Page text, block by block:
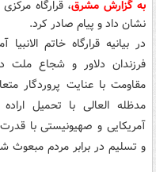
به گزارش مشرق، قرارگاه
نشان داد و پیام صادر کرد.
در بیانیه قرارگاه خاتم
فرزندان دلاور و شجاع
مقاومت با عنایت پروردگار
مدظله العالی با تحمیل
آمریکایی و صهیونیستی با
و تسلیم در برابر مردم مبعوث